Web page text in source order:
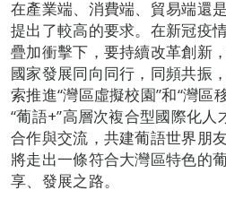
在產業端、消費端、貿易端還
提出了較高的要求。在新冠疫
疊加衝擊下，要持續改革創新
國家發展同向同行，同頻共振
索推進“灣區虛擬校園”和“灣區
“葡語+”高層次複合型國際化
合作與交流，共建葡語世界朋
將走出一條符合大灣區特色的
享、發展之路。